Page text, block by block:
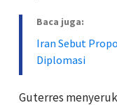
Baca juga:
Iran Sebut
Diplomasi
Guterres